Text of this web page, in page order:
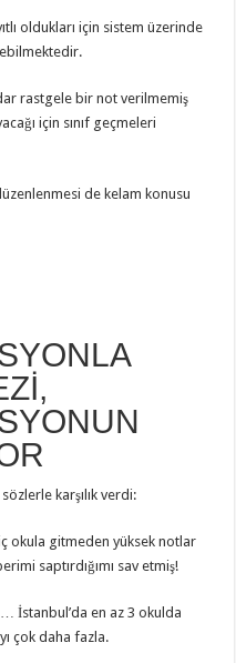
oldukları için sistem üzerinde
rastgele bir not verilmemiş
için sınıf geçmeleri
de kelam konusu
karşılık verdi:
okula gitmeden yüksek notlar
saptırdığımı sav etmiş!
İstanbul’da en az 3 okulda
çok daha fazla.